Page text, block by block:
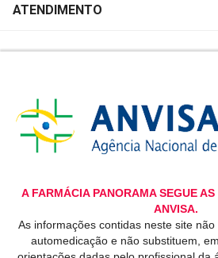
ATENDIMENTO
A FARMÁCIA PANORAMA SEGUE
ANVISA.
As informações contidas neste site
automedicação e não substituem,